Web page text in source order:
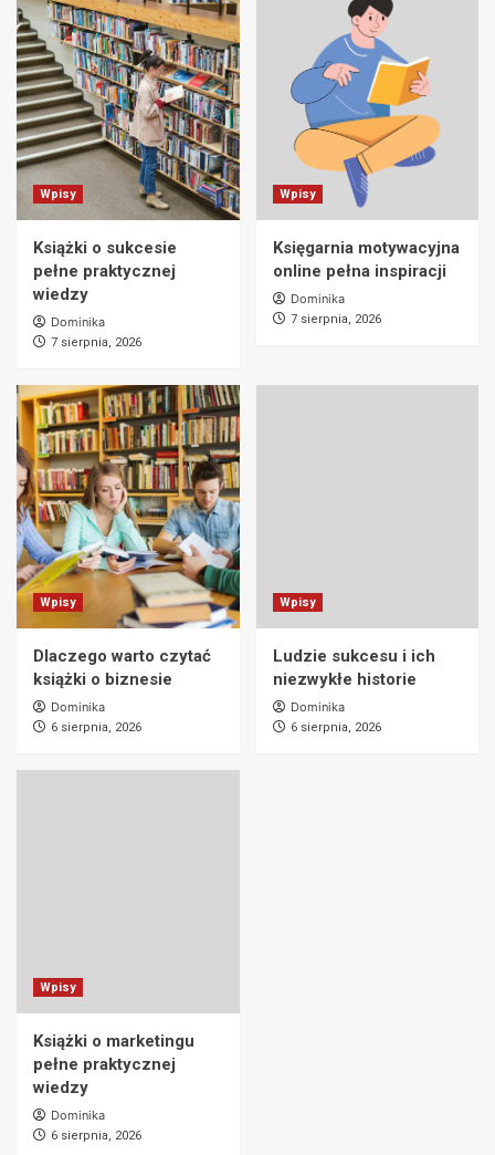
Wpisy
Książki o sukcesie
pełne praktycznej
wiedzy
Dominika
7 sierpnia, 2026
Wpisy
Księgarnia motywacyjna
online pełna inspiracji
Dominika
7 sierpnia, 2026
Wpisy
Dlaczego warto czytać
książki o biznesie
Dominika
6 sierpnia, 2026
Wpisy
Ludzie sukcesu i ich
niezwykłe historie
Dominika
6 sierpnia, 2026
Wpisy
Książki o marketingu
pełne praktycznej
wiedzy
Dominika
6 sierpnia, 2026